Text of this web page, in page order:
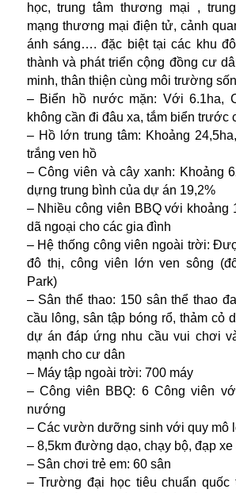
học, trung tâm thương mại ,
mạng thương mại điện tử, cảnh
ánh sáng…. đặc biệt tại các khu
thành và phát triển cộng đồng cư
minh, thân thiện cùng môi trường
– Biển hồ nước mặn: Với 6.1ha,
không cần đi đâu xa, tắm biển trước
– Hồ lớn trung tâm: Khoảng
trắng ven hồ
– Công viên và cây xanh: Khoảng
dựng trung bình của dự án 19,2%
– Nhiều công viên BBQ với khoảng
dã ngoại cho các gia đình
– Hệ thống công viên ngoài trời:
đô thị, công viên lớn ven sông
Park)
– Sân thể thao: 150 sân thể thao
cầu lông, sân tập bóng rổ, thảm cỏ
dự án đáp ứng nhu cầu vui chơi
mạnh cho cư dân
– Máy tập ngoài trời: 700 máy
– Công viên BBQ: 6 Công viên
nướng
– Các vườn dưỡng sinh với quy mô
– 8,5km đường dạo, chạy bộ, đạp xe
– Sân chơi trẻ em: 60 sân
– Trường đại học tiêu chuẩn quốc